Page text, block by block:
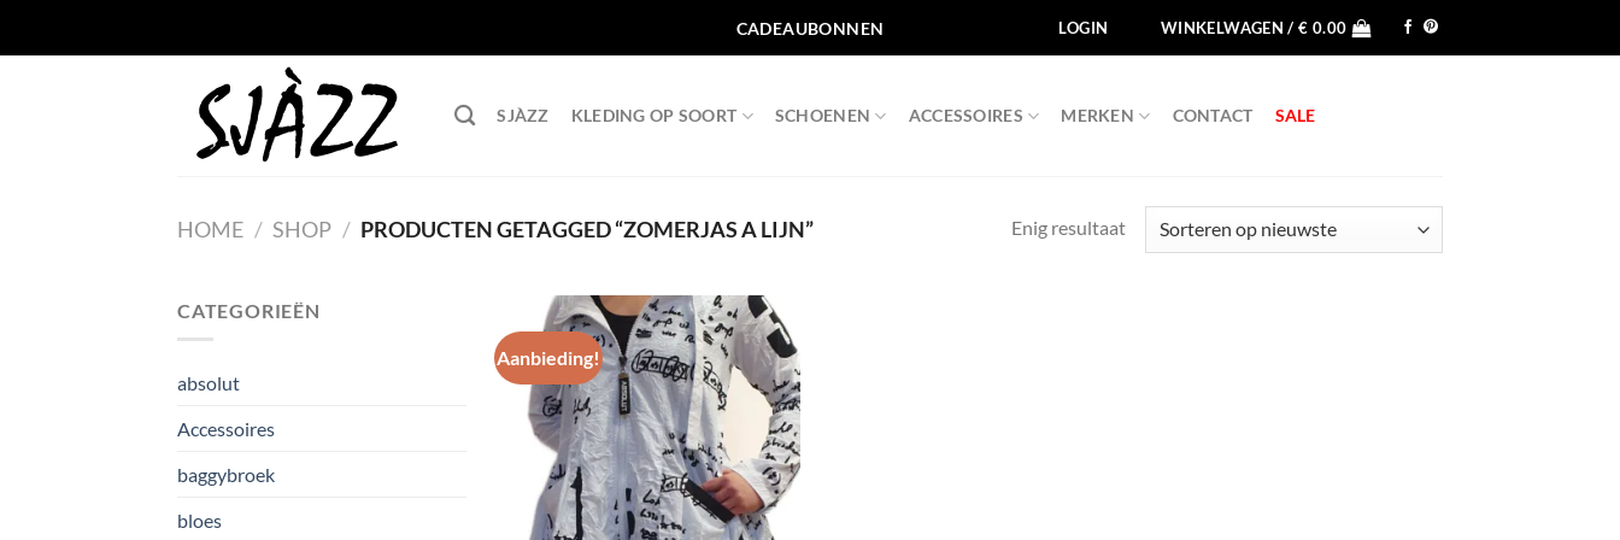
CADEAUBONNEN LOGIN WINKELWAGEN /€ 0.00
SJÀZZ KLEDING OP SOORT SCHOENEN ACCESSOIRES MERKEN CONTACT SALE
HOME / SHOP / PRODUCTEN GETAGGED “ZOMERJAS A LIJN” Enig resultaat
CATEGORIEËN
absolut
Accessoires
baggybroek
bloes
Aanbieding!
Toevoegen
aan
wenslijst